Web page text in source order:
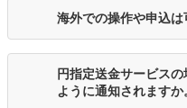
海外での操作や申込は
円指定送金サービス
ように通知されますか